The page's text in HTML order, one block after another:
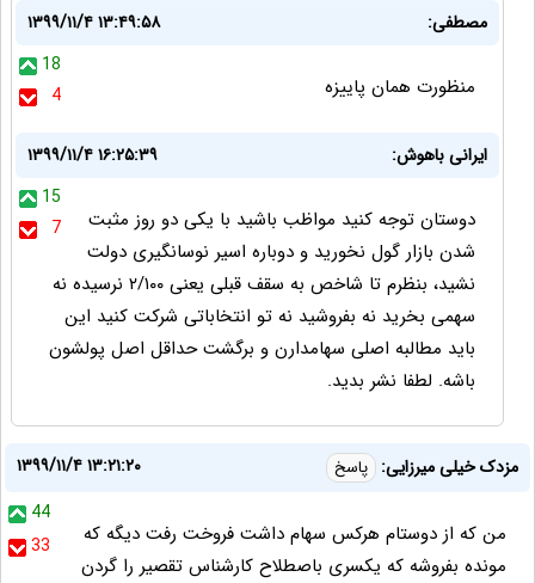
مصطفی:
۱۳۹۹/۱۱/۴ ۱۳:۴۹:۵۸
18
4
منظورت همان پاییزه
ایرانی باهوش:
۱۳۹۹/۱۱/۴ ۱۶:۲۵:۳۹
15
7
دوستان توجه کنید مواظب باشید با یکی دو روز مثبت
شدن بازار گول نخورید و دوباره اسیر نوسانگیری دولت
نشید، بنظرم تا شاخص به سقف قبلی یعنی ۲/۱۰۰ نرسیده نه
سهمی بخرید نه بفروشید نه تو انتخاباتی شرکت کنید این
باید مطالبه اصلی سهامدارن و برگشت حداقل اصل پولشون
باشه. لطفا نشر بدید.
مزدک خیلی میرزایی: پاسخ
۱۳۹۹/۱۱/۴ ۱۳:۲۱:۲۰
44
33
من که از دوستام هرکس سهام داشت فروخت رفت دیگه که
مونده بفروشه که یکسری باصطلاح کارشناس تقصیر را گردن